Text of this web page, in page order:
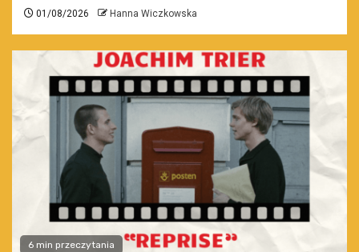
01/08/2026 Hanna Wiczkowska
6 min przeczytania